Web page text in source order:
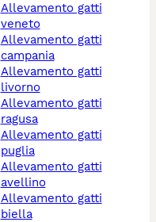
allevamento gatti
veneto
allevamento gatti
campania
allevamento gatti
livorno
allevamento gatti
ragusa
allevamento gatti
puglia
allevamento gatti
avellino
allevamento gatti
biella